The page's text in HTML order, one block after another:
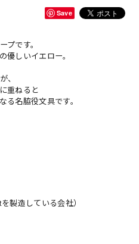
Save
プです。
優しいイエロー。
、
重ねると
る名脇役文具です。
製造している会社）